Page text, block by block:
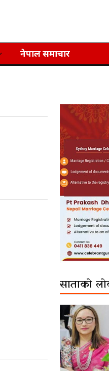
नेपाल समाचार
साताको